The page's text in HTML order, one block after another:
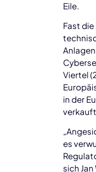
Eile.
Fast
Viertel
in der
es
sich